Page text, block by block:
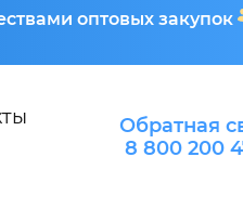
оптовых закупок
Обратная
8 800 200